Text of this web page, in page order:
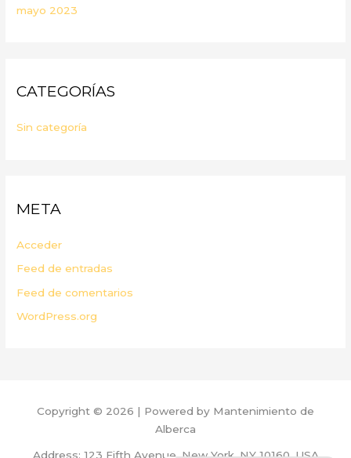
mayo 2023
CATEGORÍAS
Sin categoría
META
Acceder
Feed de entradas
Feed de comentarios
WordPress.org
Copyright © 2026 | Powered by Mantenimiento de
Alberca
Address: 123 Fifth Avenue, New York, NY 10160, USA